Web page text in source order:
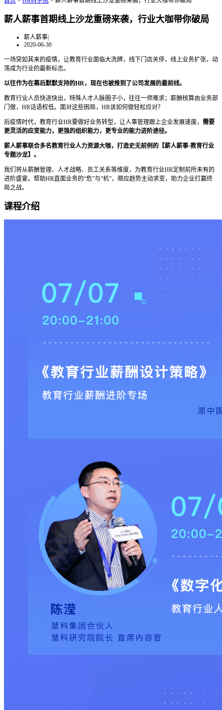
薪人薪事首期线上沙龙重磅来袭，行业大咖带你破局
薪人薪事|
2020-06-30
一场突如其来的疫情，让教育行业面临大洗牌，线下门店关停，线上业务扩张，动
荡成为行业的最新标志。
以往作为在幕后默默支持的HR，现在也被推到了公司发展的最前线。
教育行业人员快进快出，特殊人才人脉圈子小，往往一师难求；薪酬核算由业务部
门做，HR话语权低。面对这些困局，HR该如何做轻松应对？
后疫情时代，教育行业HR要做好业务转型，让人事管理跟上企业发展速度， 需要
更灵活的应变能力，更强的组织能力，更专业的能力进阶途径。
薪人薪事联合多名教育行业人力资源大咖，打造史无前例的【薪人薪事·教育行业
专题沙龙】。
我们将从薪酬管理、人才战略、员工关系等维度，为教育行业HR定制前所未有的
进阶盛宴。帮助HR直面业务的“危”与“机”，顺应趋势主动求变，助力企业打赢终
局之战。
课程介绍